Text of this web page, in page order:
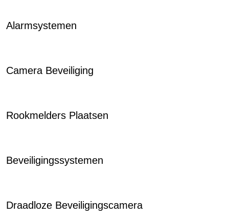
Alarmsystemen
Camera Beveiliging
Rookmelders Plaatsen
Beveiligingssystemen
Draadloze Beveiligingscamera